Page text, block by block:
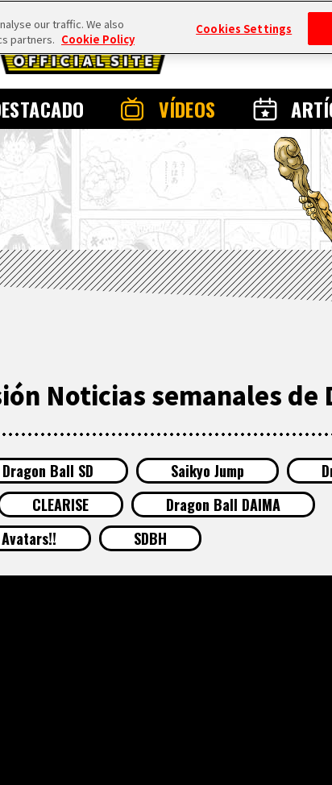
VÍDEOS
Noticias semanales de
Dragon Ball SD Saikyo Jump
CLEARISE
Dragon Ball DAIMA
Avatars!! SDBH
our traffic. We also
partners. Cookie Policy
Cookies Settings